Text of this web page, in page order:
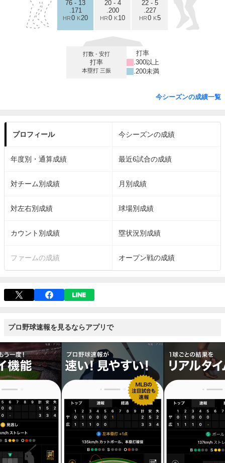
76 - 13
.171
HR0 K20
20 - 4
.200
HR0 K10
22 - 5
.227
HR0 K5
打数 - 安打
打率
本塁打 三振
打率
.300以上
.200未満
今シーズンの成績一覧
プロフィール 今シーズンの成績
年度別・通算成績 最近6試合の成績
対チーム別成績 月別成績
対左右別成績 球場別成績
カウント別成績 塁状況別成績
ファームの成績 オープン戦の成績
プロ野球速報を見るならアプリで